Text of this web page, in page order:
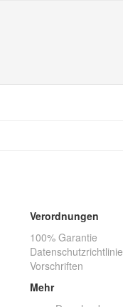
Verordnungen
100% Garantie
Datenschutzrichtlinie
Vorschriften
Mehr